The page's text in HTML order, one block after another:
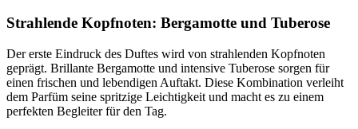
Strahlende Kopfnoten: Bergamotte und Tuberose
Der erste Eindruck des Duftes wird von strahlenden Kopfnoten
geprägt. Brillante Bergamotte und intensive Tuberose sorgen für
einen frischen und lebendigen Auftakt. Diese Kombination verleiht
dem Parfüm seine spritzige Leichtigkeit und macht es zu einem
perfekten Begleiter für den Tag.